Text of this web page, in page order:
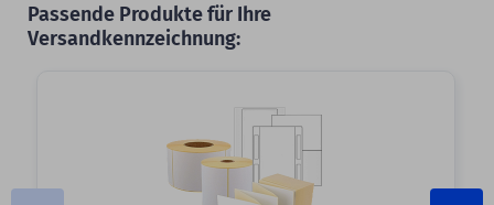
Passende Produkte für Ihre
Versandkennzeichnung: